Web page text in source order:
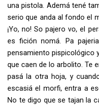
una pistola. Ademá tené
serio que anda al fondo el
¡Yo, no! So pajero vo, el
es fición nomá. Pa
pensamiento pispicológico
que caen de lo arbolito. Te
pasá la otra hoja, y
escasiá el morfi, entra a
No te digo que se tajan la